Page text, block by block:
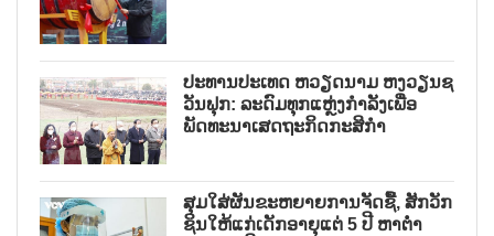
ປະທານປະເທດ ຫວຽດນາມ ຫງວຽນຊ
ວັນຟຸກ: ລະດົມທຸກແຫຼ່ງກຳລັງເພື່ອ
ພັດທະນາເສດຖະກິດກະສິກຳ
ສຸມໃສ່ຜັນຂະຫຍາຍການຈັດຊື້, ສັກວັກ
ຊິນໃຫ້ແກ່ເດັກອາຍຸແຕ່ 5 ປີ ຫາຕ່ຳ